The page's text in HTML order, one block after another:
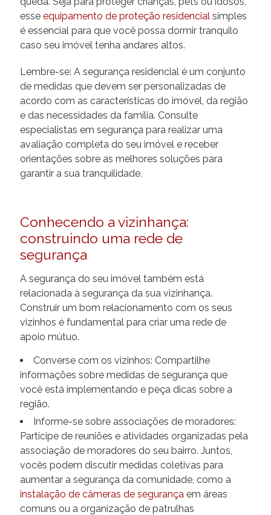
esse equipamento de proteção residencial simples
é essencial para que você possa dormir tranquilo
caso seu imóvel tenha andares altos.
Lembre-se: A segurança residencial é um conjunto
de medidas que devem ser personalizadas de
acordo com as características do imóvel, da região
e das necessidades da família. Consulte
especialistas em segurança para realizar uma
avaliação completa do seu imóvel e receber
orientações sobre as melhores soluções para
garantir a sua tranquilidade.
Conhecendo a vizinhança:
construindo uma rede de
segurança
A segurança do seu imóvel também está
relacionada à segurança da sua vizinhança.
Construir um bom relacionamento com os seus
vizinhos é fundamental para criar uma rede de
apoio mútuo.
Converse com os vizinhos: Compartilhe
informações sobre medidas de segurança que
você está implementando e peça dicas sobre a
região.
Informe-se sobre associações de moradores:
Participe de reuniões e atividades organizadas pela
associação de moradores do seu bairro. Juntos,
vocês podem discutir medidas coletivas para
aumentar a segurança da comunidade, como a
instalação de câmeras de segurança em áreas
comuns ou a organização de patrulhas